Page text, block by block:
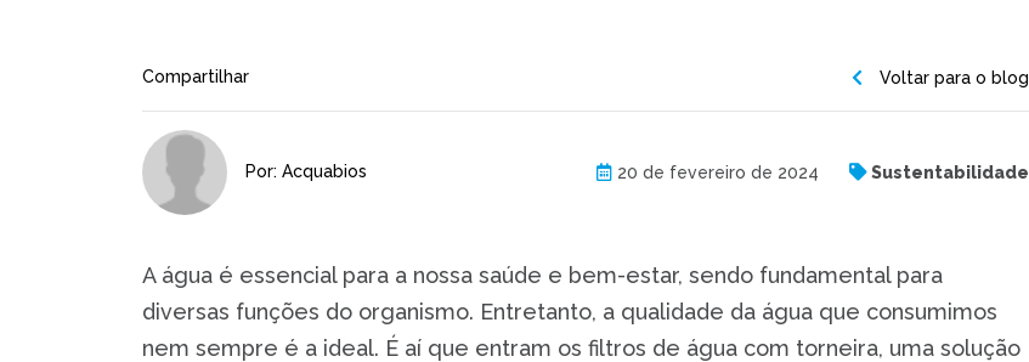
Compartilhar Voltar para o blog
Por: Acquabios 20 de fevereiro de 2024 Sustentabilidade
A água é essencial para a nossa saúde e bem-estar, sendo fundamental para
diversas funções do organismo. Entretanto, a qualidade da água que consumimos
nem sempre é a ideal. É aí que entram os filtros de água com torneira, uma solução